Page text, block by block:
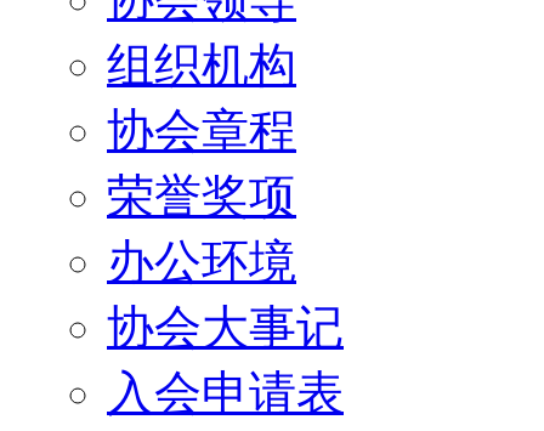
组织机构
协会章程
荣誉奖项
办公环境
协会大事记
入会申请表